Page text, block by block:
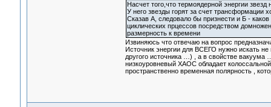
Насчет того,что термоядерной энергии
У него звезды горят за счет трансформации
Сказав А, следовало бы признести и Б -
циклических прцессов посредством
размерность к времени
Извиняюсь что отвечаю на вопрос
Источник энергии для ВСЕГО нужно искать
другого источника …) , а в свойстве вакуума
низкоуровневый ХАОС обладает
пространственно временная полярность ,